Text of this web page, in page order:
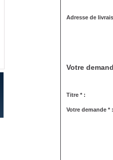
Adresse de
Votre
Titre * :
Votre demande * :